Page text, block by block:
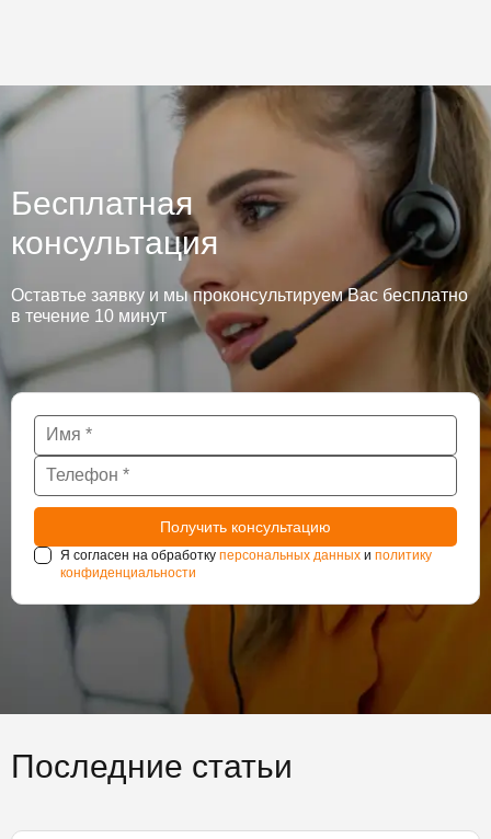
Бесплатная
консультация
Оставтье заявку и мы проконсультируем Вас бесплатно
в течение 10 минут
Я согласен на обработку персональных данных и политику
конфиденциальности
Последние статьи